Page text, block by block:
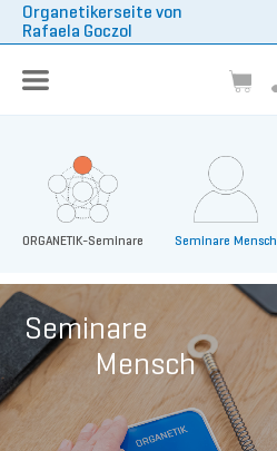
Organetikerseite von
Rafaela Goczol
ORGANETIK-Seminare Seminare Mensch
Seminare
Mensch